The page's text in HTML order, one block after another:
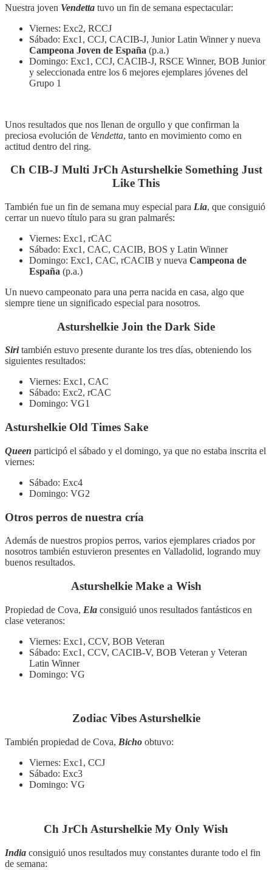
Nuestra joven Vendetta tuvo un fin de semana espectacular:
Viernes: Exc2, RCCJ
Sábado: Exc1, CCJ, CACIB-J, Junior Latin Winner y nueva
Campeona Joven de España (p.a.)
Domingo: Exc1, CCJ, CACIB-J, RSCE Winner, BOB Junior
y seleccionada entre los 6 mejores ejemplares jóvenes del
Grupo 1
Unos resultados que nos llenan de orgullo y que confirman la
preciosa evolución de Vendetta, tanto en movimiento como en
actitud dentro del ring.
Ch CIB-J Multi JrCh Asturshelkie Something Just
Like This
También fue un fin de semana muy especial para Lia, que consiguió
cerrar un nuevo título para su gran palmarés:
Viernes: Exc1, rCAC
Sábado: Exc1, CAC, CACIB, BOS y Latin Winner
Domingo: Exc1, CAC, rCACIB y nueva Campeona de
España (p.a.)
Un nuevo campeonato para una perra nacida en casa, algo que
siempre tiene un significado especial para nosotros.
Asturshelkie Join the Dark Side
Siritambién estuvo presente durante los tres días, obteniendo los
siguientes resultados:
Viernes: Exc1, CAC
Sábado: Exc2, rCAC
Domingo: VG1
Asturshelkie Old Times Sake
Queen participó el sábado y el domingo, ya que no estaba inscrita el
viernes:
Sábado: Exc4
Domingo: VG2
Otros perros de nuestra cría
Además de nuestros propios perros, varios ejemplares criados por
nosotros también estuvieron presentes en Valladolid, logrando muy
buenos resultados.
Asturshelkie Make a Wish
Propiedad de Cova, Ela consiguió unos resultados fantásticos en
clase veteranos:
Viernes: Exc1, CCV, BOB Veteran
Sábado: Exc1, CCV, CACIB-V, BOB Veteran y Veteran
Latin Winner
Domingo: VG
Zodiac Vibes Asturshelkie
También propiedad de Cova, Bicho obtuvo:
Viernes: Exc1, CCJ
Sábado: Exc3
Domingo: VG
Ch JrCh Asturshelkie My Only Wish
India consiguió unos resultados muy constantes durante todo el fin
de semana: